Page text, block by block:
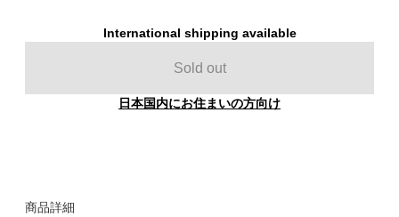
International shipping available
Sold out
日本国内にお住まいの方向け
商品詳細